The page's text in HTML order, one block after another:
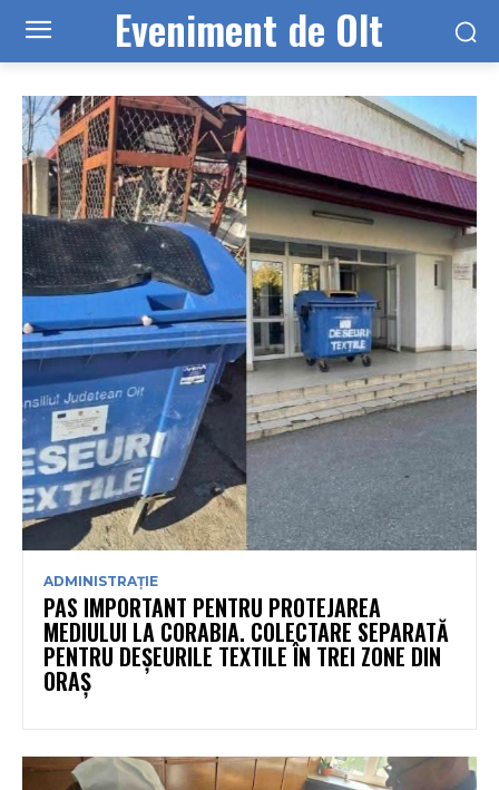
Eveniment de Olt
ADMINISTRAȚIE
PAS IMPORTANT PENTRU PROTEJAREA
MEDIULUI LA CORABIA. COLECTARE SEPARATĂ
PENTRU DEȘEURILE TEXTILE ÎN TREI ZONE DIN
ORAȘ